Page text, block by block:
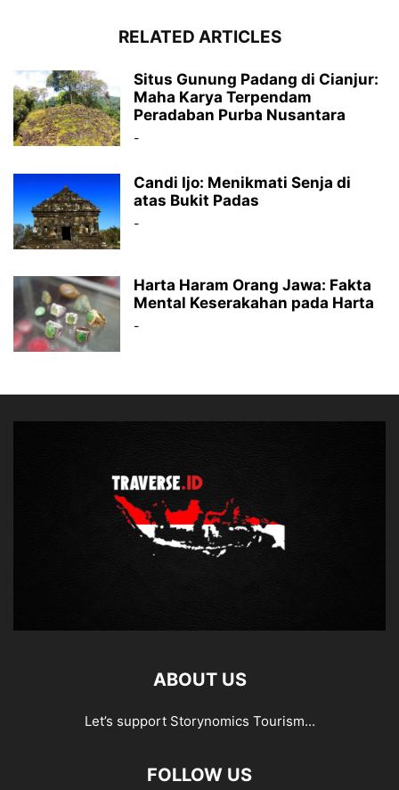
RELATED ARTICLES
Situs Gunung Padang di Cianjur:
Maha Karya Terpendam
Peradaban Purba Nusantara
-
Candi Ijo: Menikmati Senja di
atas Bukit Padas
-
Harta Haram Orang Jawa: Fakta
Mental Keserakahan pada Harta
-
ABOUT US
Let’s support Storynomics Tourism...
FOLLOW US